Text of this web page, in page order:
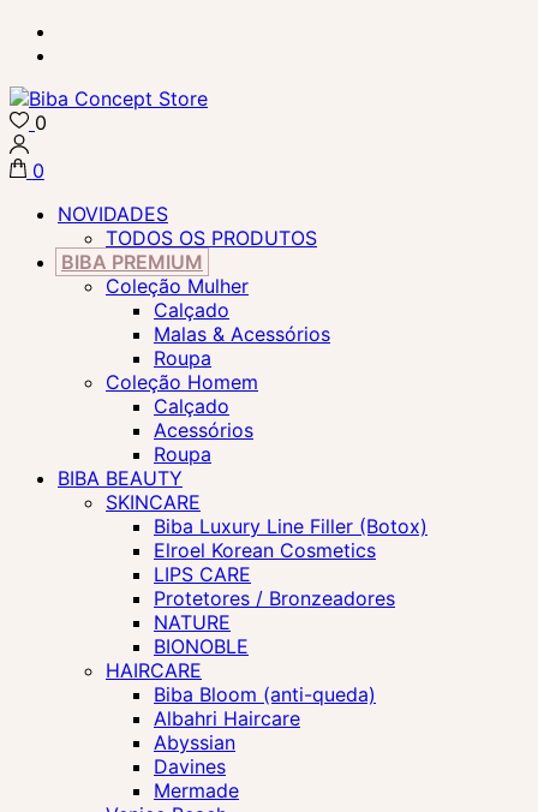
Skip
(Press
Enter)
Biba Concept Store
0
0
NOVIDADES
TODOS OS PRODUTOS
BIBA PREMIUM
Coleção Mulher
Calçado
Malas & Acessórios
Roupa
Coleção Homem
Calçado
Acessórios
Roupa
BIBA BEAUTY
SKINCARE
Biba Luxury Line Filler (Botox)
Elroel Korean Cosmetics
LIPS CARE
Protetores / Bronzeadores
NATURE
BIONOBLE
HAIRCARE
Biba Bloom (anti-queda)
Albahri Haircare
Abyssian
Davines
Mermade